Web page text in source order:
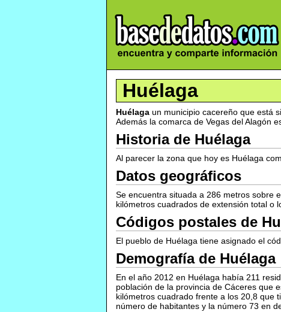
Huélaga
Huélaga un municipio cacereño que está
Además la comarca de Vegas del Alagón
Historia de Huélaga
Al parecer la zona que hoy es Huélaga
Datos geográficos
Se encuentra situada a 286 metros sobre
kilómetros cuadrados de extensión total o
Códigos postales de
El pueblo de Huélaga tiene asignado el
Demografía de Huélaga
En el año 2012 en Huélaga había 211
población de la provincia de Cáceres que
kilómetros cuadrado frente a los 20,8 que
número de habitantes y la número 73 en